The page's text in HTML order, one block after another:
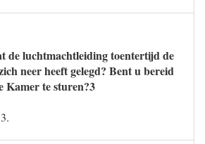
de luchtmachtleiding toentertijd de
neer heeft gelegd? Bent u bereid
te sturen?3